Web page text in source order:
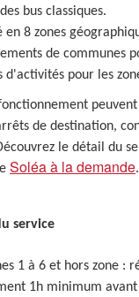
bus classiques.
en 8 zones
de communes
d'activités pour les
de destination,
le détail du
Soléa à la demande.
service
1 à 6 et hors zone :
1h minimum avant